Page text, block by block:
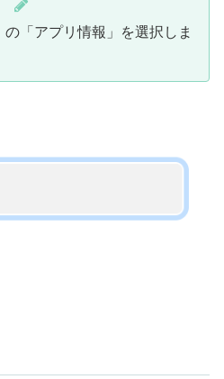
「アプリ情報」を選択しま